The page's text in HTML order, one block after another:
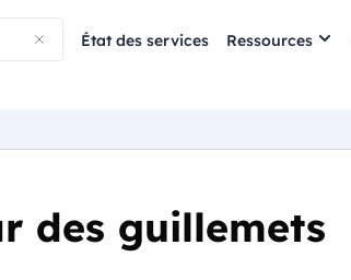
État des services Ressources
des guillemets